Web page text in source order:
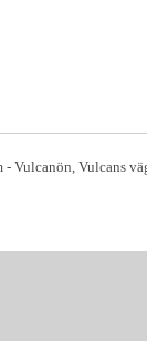
Vulcanön, Vulcans